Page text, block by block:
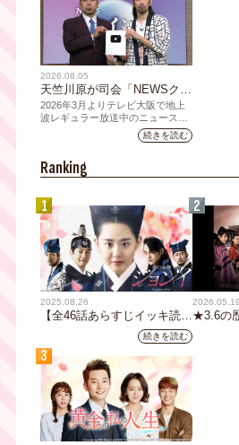
2026.08.05
天竺川原が司会「NEWSクラ
イシス」チャンネル登録者数
10万人突破！テレビ大阪の番
組史上最速記録を更新
2026年3月よりテレビ大阪で地上
波レギュラー放送中のニュース番
組「NEWSクライシス」が、この
たび2026年7月12日(日)に、
人を達成しました。
続きを読む
Ranking
1
2025.08.26
【全46話あらすじイッキ読
み】韓国ドラマ『火の女神
ジョンイ』｜テレビ大阪 9
月11日（木）朝8時放送スタ
ート
続きを読む
2
2026.05.19
★3.6の
じ全32
ラマ『
3